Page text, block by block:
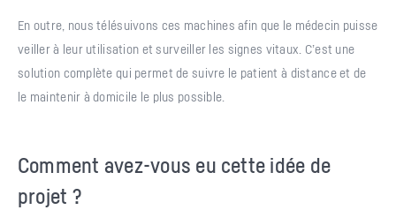
En outre, nous télésuivons ces machines afin que le médecin puisse
veiller à leur utilisation et surveiller les signes vitaux. C’est une
solution complète qui permet de suivre le patient à distance et de
le maintenir à domicile le plus possible.
Comment avez-vous eu cette idée de
projet ?